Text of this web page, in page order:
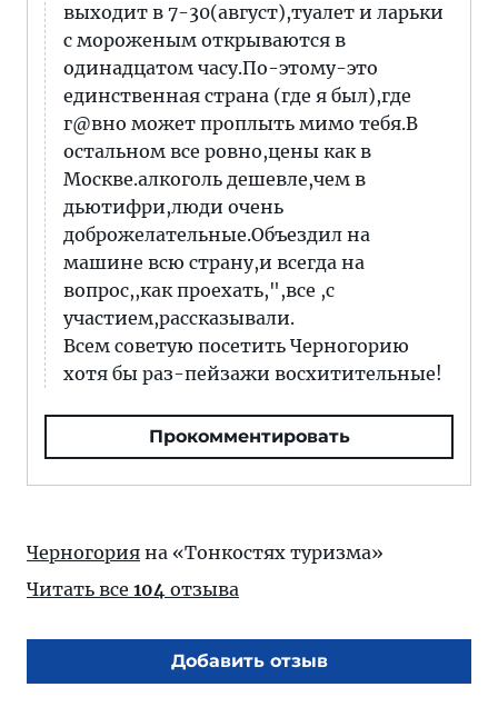
выходит в 7-30(август),туалет и ларьки
с мороженым открываются в
одинадцатом часу.По-этому-это
единственная страна (где я был),где
г@вно может проплыть мимо тебя.В
остальном все ровно,цены как в
Москве.алкоголь дешевле,чем в
дьютифри,люди очень
доброжелательные.Объездил на
машине всю страну,и всегда на
вопрос,,как проехать,",все ,с
участием,рассказывали.
Всем советую посетить Черногорию
хотя бы раз-пейзажи восхитительные!
Прокомментировать
Черногория на «Тонкостях туризма»
Читать все 104 отзыва
Добавить отзыв